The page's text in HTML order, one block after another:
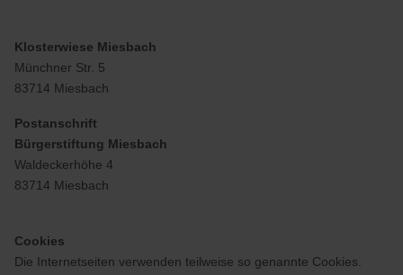
Klosterwiese Miesbach
Münchner Str. 5
83714 Miesbach
Postanschrift
Bürgerstiftung Miesbach
Waldeckerhöhe 4
83714 Miesbach
Cookies
Die Internetseiten verwenden teilweise so genannte Cookies.